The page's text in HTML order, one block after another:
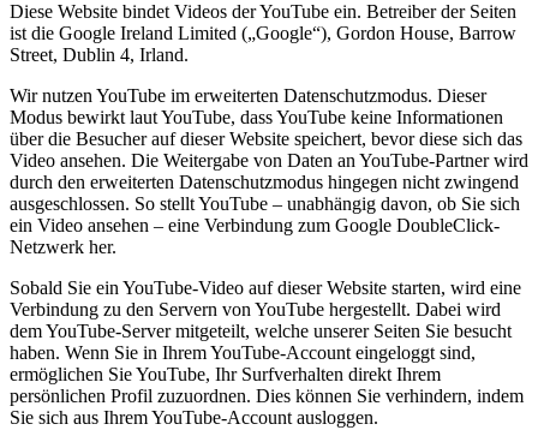
Diese Website bindet Videos der YouTube ein. Betreiber der Seiten
ist die Google Ireland Limited („Google“), Gordon House, Barrow
Street, Dublin 4, Irland.
Wir nutzen YouTube im erweiterten Datenschutzmodus. Dieser
Modus bewirkt laut YouTube, dass YouTube keine Informationen
über die Besucher auf dieser Website speichert, bevor diese sich das
Video ansehen. Die Weitergabe von Daten an YouTube-Partner wird
durch den erweiterten Datenschutzmodus hingegen nicht zwingend
ausgeschlossen. So stellt YouTube – unabhängig davon, ob Sie sich
ein Video ansehen – eine Verbindung zum Google DoubleClick-
Netzwerk her.
Sobald Sie ein YouTube-Video auf dieser Website starten, wird eine
Verbindung zu den Servern von YouTube hergestellt. Dabei wird
dem YouTube-Server mitgeteilt, welche unserer Seiten Sie besucht
haben. Wenn Sie in Ihrem YouTube-Account eingeloggt sind,
ermöglichen Sie YouTube, Ihr Surfverhalten direkt Ihrem
persönlichen Profil zuzuordnen. Dies können Sie verhindern, indem
Sie sich aus Ihrem YouTube-Account ausloggen.